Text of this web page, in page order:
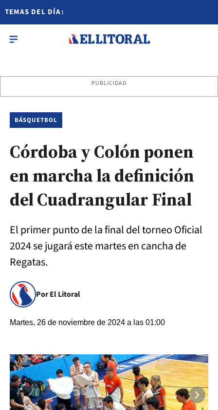
TEMAS DEL DÍA:
PUBLICIDAD
BÁSQUETBOL
Córdoba y Colón ponen
en marcha la definición
del Cuadrangular Final
El primer punto de la final del torneo Oficial
2024 se jugará este martes en cancha de
Regatas.
Por El Litoral
Martes, 26 de noviembre de 2024 a las 01:00